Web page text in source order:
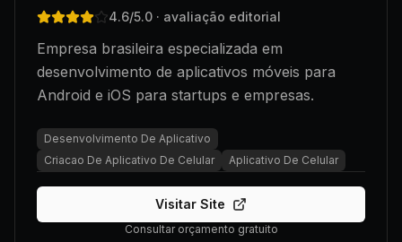
4.6/5.0 · avaliação editorial
Empresa brasileira especializada em
desenvolvimento de aplicativos móveis para
Android e iOS para startups e empresas.
Desenvolvimento De Aplicativo
Criacao De Aplicativo De Celular
Aplicativo De Celular
Visitar Site
Consultar orçamento gratuito